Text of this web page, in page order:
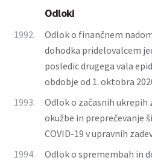
Odloki
1992.
Odlok o finančnem
dohodka pridelovalcem
posledic drugega vala
obdobje od 1. oktobra
1993.
Odlok o začasnih ukrepih
okužbe in preprečevanje
COVID-19 v upravnih
1994.
Odlok o spremembah in